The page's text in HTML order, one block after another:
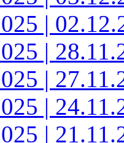
|
|
|
|
|